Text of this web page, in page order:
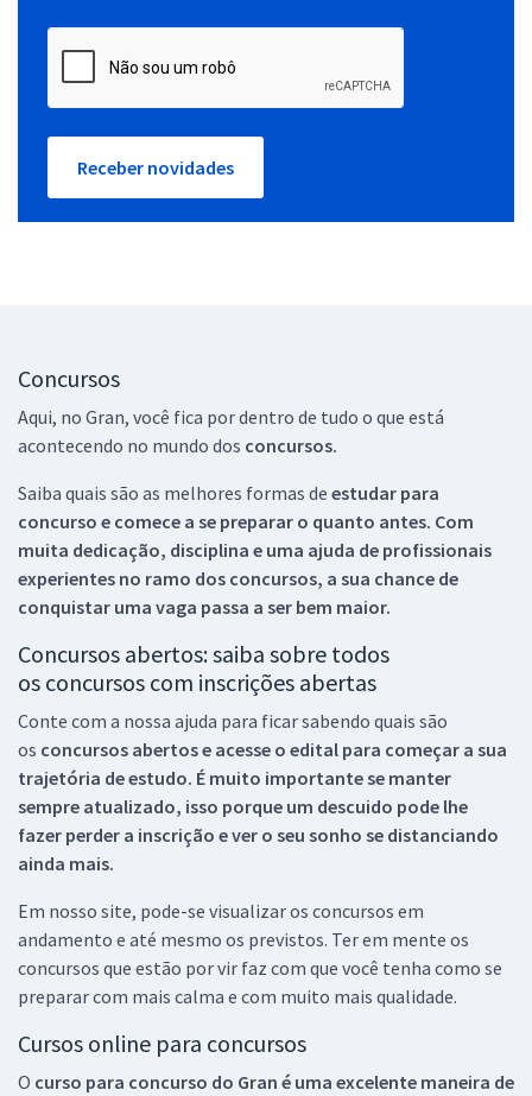
Receber novidades
Concursos
Aqui, no Gran, você fica por dentro de tudo o que está
acontecendo no mundo dos concursos.
Saiba quais são as melhores formas de estudar para
concurso e comece a se preparar o quanto antes. Com
muita dedicação, disciplina e uma ajuda de profissionais
experientes no ramo dos concursos, a sua chance de
conquistar uma vaga passa a ser bem maior.
Concursos abertos: saiba sobre todos
os concursos com inscrições abertas
Conte com a nossa ajuda para ficar sabendo quais são
os concursos abertos e acesse o edital para começar a sua
trajetória de estudo. É muito importante se manter
sempre atualizado, isso porque um descuido pode lhe
fazer perder a inscrição e ver o seu sonho se distanciando
ainda mais.
Em nosso site, pode-se visualizar os concursos em
andamento e até mesmo os previstos. Ter em mente os
concursos que estão por vir faz com que você tenha como se
preparar com mais calma e com muito mais qualidade.
Cursos online para concursos
O curso para concurso do Gran é uma excelente maneira de